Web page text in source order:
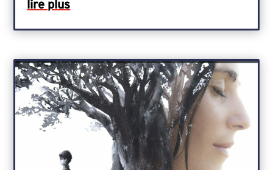
lire plus